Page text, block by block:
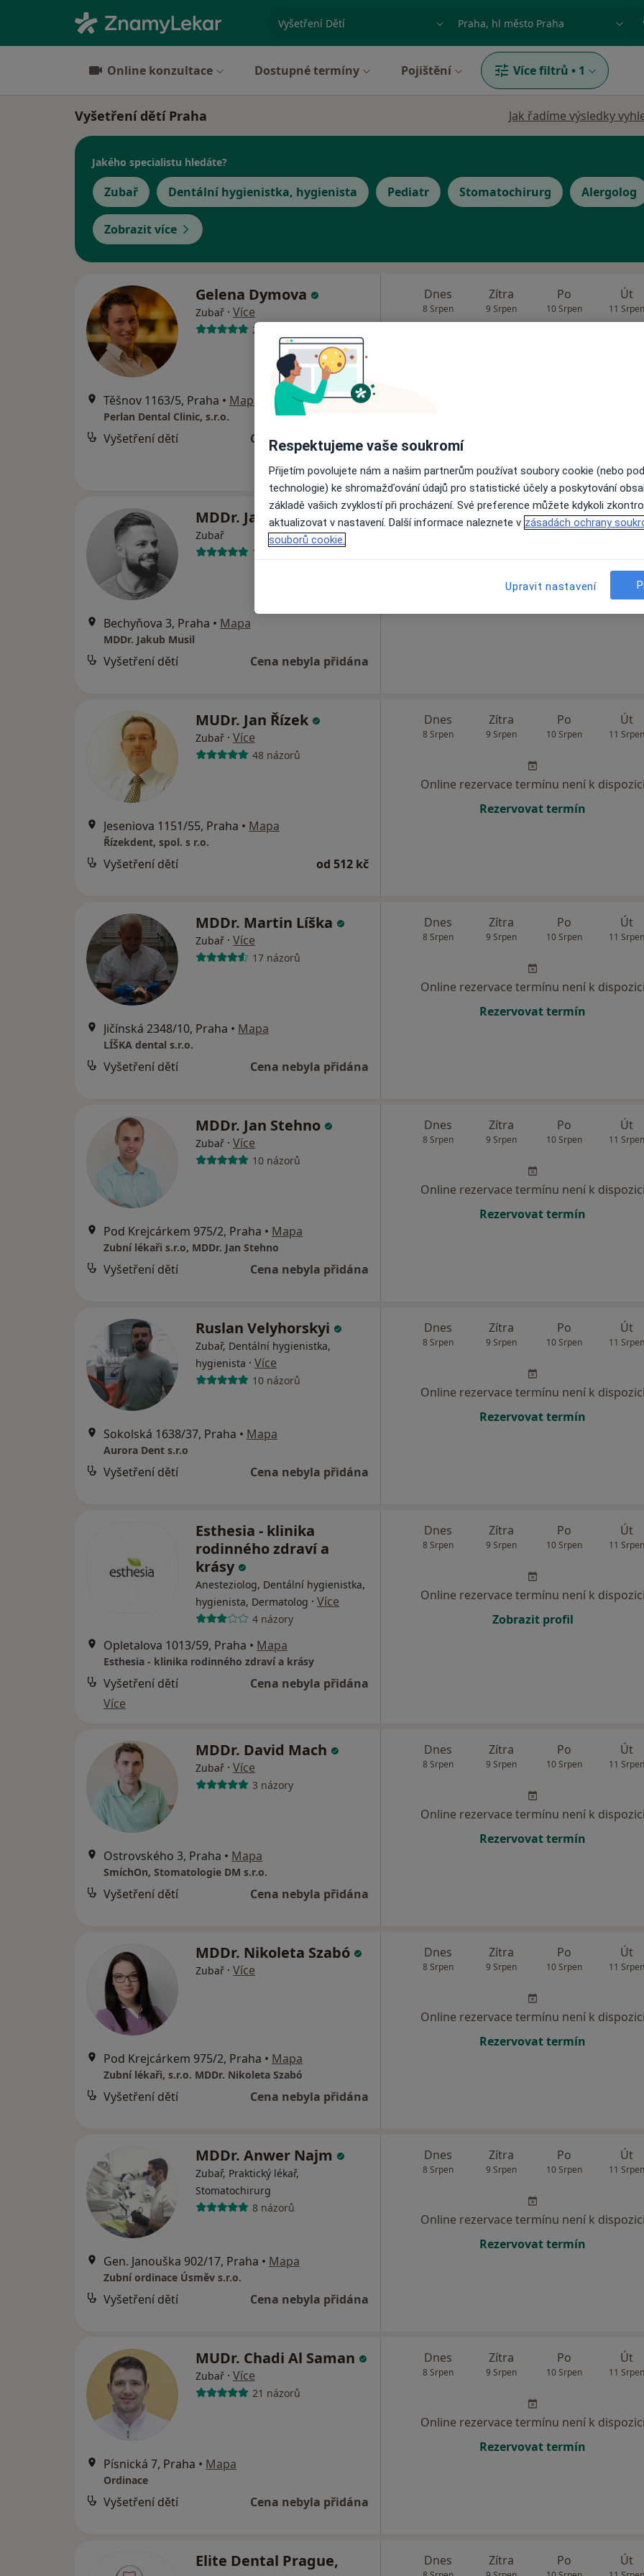
specializace, nemoc nebo příjmení Město nebo region
Online konzultace Dostupné termíny Pojištění Více filtrů • 1
Vyšetření dětí Praha Jak řadíme výsledky
Jakého specialistu hledáte?
Zubař Dentální hygienistka, hygienista Pediatr Stomatochirurg Alergolog
Zobrazit více
Gelena Dymova
Zubař · Více
274 názorů
Těšnov 1163/5, Praha • Mapa
Perlan Dental Clinic, s.r.o.
Vyšetření dětí Cena nebyla přidána
Dnes
8 Srpen
Zítra
9 Srpen
Po
10 Srpen
Út
11 Srpen
MDDr. Jakub Musil
Zubař
10 názorů
Bechyňova 3, Praha • Mapa
MDDr. Jakub Musil
Vyšetření dětí Cena nebyla přidána
Dnes Zítra Po
10 Srpen
Út
11
Online rezervace termínu není k
MUDr. Jan Řízek
Zubař · Více
48 názorů
Jeseniova 1151/55, Praha • Mapa
Řízekdent, spol. s r.o.
Vyšetření dětí od 512 kč
Dnes
8 Srpen
Zítra
9 Srpen
Po
10 Srpen
Út
11 Srpen
Online rezervace termínu není k dispozici
Rezervovat termín
MDDr. Martin Líška
Zubař · Více
17 názorů
Jičínská 2348/10, Praha • Mapa
LÍŠKA dental s.r.o.
Vyšetření dětí Cena nebyla přidána
Dnes
8 Srpen
Zítra
9 Srpen
Po
10 Srpen
Út
11 Srpen
Online rezervace termínu není k dispozici
Rezervovat termín
MDDr. Jan Stehno
Zubař · Více
10 názorů
Pod Krejcárkem 975/2, Praha • Mapa
Zubní lékaři s.r.o, MDDr. Jan Stehno
Vyšetření dětí Cena nebyla přidána
Dnes
8 Srpen
Zítra
9 Srpen
Po
10 Srpen
Út
11 Srpen
Online rezervace termínu není k dispozici
Rezervovat termín
Ruslan Velyhorskyi
Zubař, Dentální hygienistka,
hygienista · Více
10 názorů
Sokolská 1638/37, Praha • Mapa
Aurora Dent s.r.o
Vyšetření dětí Cena nebyla přidána
Dnes
8 Srpen
Zítra
9 Srpen
Po
10 Srpen
Út
11 Srpen
Online rezervace termínu není k dispozici
Rezervovat termín
Esthesia - klinika
rodinného zdraví a
krásy
Anesteziolog, Dentální hygienistka,
hygienista, Dermatolog · Více
4 názory
Opletalova 1013/59, Praha • Mapa
Esthesia - klinika rodinného zdraví a krásy
Vyšetření dětí
Cena nebyla přidána
Více
Dnes
8 Srpen
Zítra
9 Srpen
Po
10 Srpen
Út
11 Srpen
Online rezervace termínu není k dispozici
Zobrazit profil
MDDr. David Mach
Zubař · Více
3 názory
Ostrovského 3, Praha • Mapa
SmíchOn, Stomatologie DM s.r.o.
Vyšetření dětí Cena nebyla přidána
Dnes
8 Srpen
Zítra
9 Srpen
Po
10 Srpen
Út
11 Srpen
Online rezervace termínu není k dispozici
Rezervovat termín
MDDr. Nikoleta Szabó
Zubař · Více
Pod Krejcárkem 975/2, Praha • Mapa
Zubní lékaři, s.r.o. MDDr. Nikoleta Szabó
Vyšetření dětí Cena nebyla přidána
Dnes
8 Srpen
Zítra
9 Srpen
Po
10 Srpen
Út
11 Srpen
Online rezervace termínu není k dispozici
Rezervovat termín
MDDr. Anwer Najm
Zubař, Praktický lékař,
Stomatochirurg
8 názorů
Gen. Janouška 902/17, Praha • Mapa
Zubní ordinace Úsměv s.r.o.
Vyšetření dětí Cena nebyla přidána
Dnes
8 Srpen
Zítra
9 Srpen
Po
10 Srpen
Út
11 Srpen
Online rezervace termínu není k dispozici
Rezervovat termín
MUDr. Chadi Al Saman
Zubař · Více
21 názorů
Písnická 7, Praha • Mapa
Ordinace
Vyšetření dětí Cena nebyla přidána
Dnes
8 Srpen
Zítra
9 Srpen
Po
10 Srpen
Út
11 Srpen
Online rezervace termínu není k dispozici
Rezervovat termín
Elite Dental Prague,
Dnes Zítra Po Út
Respektujeme vaše soukromí
Přijetím povolujete nám a našim partnerům používat soubory cookie (nebo
technologie) ke shromažďování údajů pro statistické účely a poskytování
základě vašich zvyklostí při procházení. Své preference můžete kdykoli
aktualizovat v nastavení. Další informace naleznete v zásadách ochrany
souborů cookie.
Upravit nastavení